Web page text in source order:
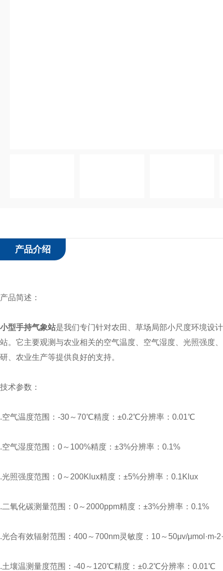
产品介绍
产品简述：
小型手持气象站是我们专门针对农田、草场局部小尺度环境设
站。它主要观测与农业相关的空气温度、空气湿度、光照强度
研、农业生产等提供良好的支持。
技术参数：
.空气温度范围：-30～70℃精度：±0.2℃分辨率：0.01℃
.空气湿度范围：0～100%精度：±3%分辨率：0.1%
.光照强度范围：0～200Klux精度：±5%分辨率：0.1Klux
.二氧化碳测量范围：0～2000ppm精度：±3%分辨率：0.1%
.光合有效辐射范围：400～700nm灵敏度：10～50μv/μmol·m-
.土壤温测量度范围：-40～120℃精度：±0.2℃分辨率：0.01℃